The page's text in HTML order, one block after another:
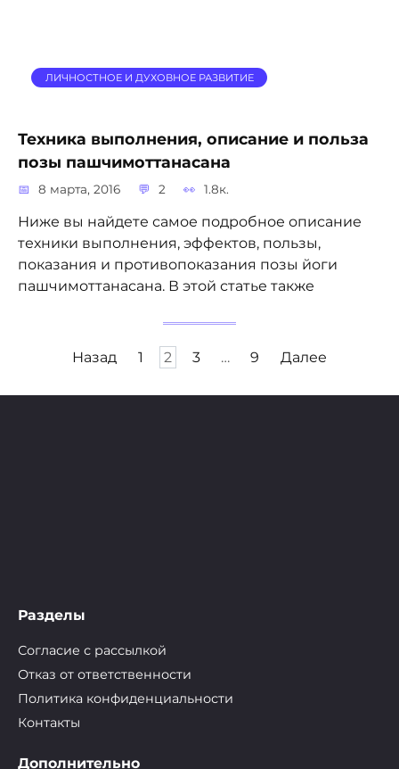
ЛИЧНОСТНОЕ И ДУХОВНОЕ РАЗВИТИЕ
Техника выполнения, описание и польза
позы пашчимоттанасана
8 марта, 2016 2 1.8к.
Ниже вы найдете самое подробное описание
техники выполнения, эффектов, пользы,
показания и противопоказания позы йоги
пашчимоттанасана. В этой статье также
Пагинация
Назад 1 2 3 … 9 Далее
Разделы
Согласие с рассылкой
Отказ от ответственности
Политика конфиденциальности
Контакты
Дополнительно